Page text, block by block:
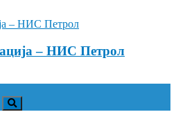
– НИС Петрол